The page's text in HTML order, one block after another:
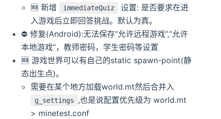
🆕️️ 新增
immediateQuiz
设置: 是否要求在进
入游戏后立即回答挑战。默认为真。
⛔️ 修复(Android):无法保存“允许远程游戏”,“允许
本地游戏”，教师密码，学生密码等设置
🆕️️ 游戏世界可以有自己的static spawn-point(静
态出生点)。
需要在某个地方加载world.mt然后合并入
g_settings
,也是说配置优先级为 world.mt
> minetest.conf